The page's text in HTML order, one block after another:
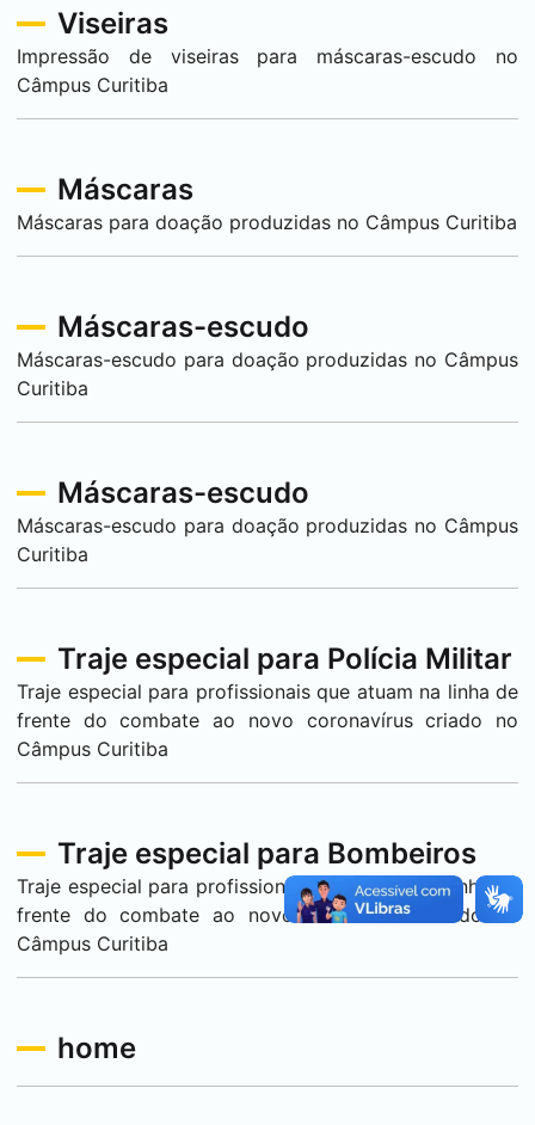
Viseiras
Impressão de viseiras para máscaras-escudo no
Câmpus Curitiba
Máscaras
Máscaras para doação produzidas no Câmpus Curitiba
Máscaras-escudo
Máscaras-escudo para doação produzidas no Câmpus
Curitiba
Máscaras-escudo
Máscaras-escudo para doação produzidas no Câmpus
Curitiba
Traje especial para Polícia Militar
Traje especial para profissionais que atuam na linha de
frente do combate ao novo coronavírus criado no
Câmpus Curitiba
Traje especial para Bombeiros
Traje especial para profissionais que atuam na linha de
frente do combate ao novo coronavírus criado no
Câmpus Curitiba
home